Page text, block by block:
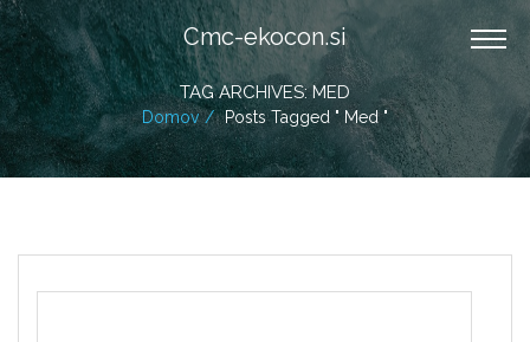
Cmc-ekocon.si
TAG ARCHIVES: MED
Domov Posts Tagged " Med "